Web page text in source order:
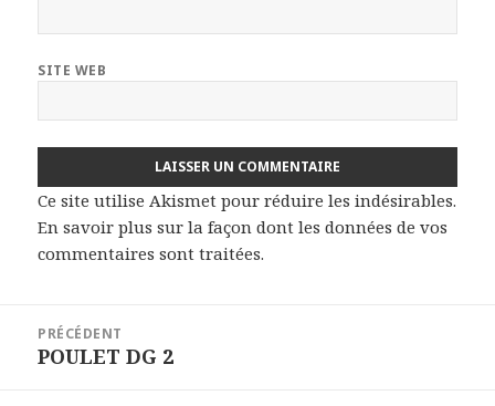
SITE WEB
Ce site utilise Akismet pour réduire les indésirables.
En savoir plus sur la façon dont les données de vos
commentaires sont traitées.
l’article
PRÉCÉDENT
Article
POULET DG 2